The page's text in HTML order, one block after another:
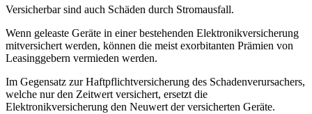
Versicherbar sind auch Schäden durch Stromausfall.
Wenn geleaste Geräte in einer bestehenden Elektronikversicherung
mitversichert werden, können die meist exorbitanten Prämien von
Leasinggebern vermieden werden.
Im Gegensatz zur Haftpflichtversicherung des Schadenverursachers,
welche nur den Zeitwert versichert, ersetzt die
Elektronikversicherung den Neuwert der versicherten Geräte.